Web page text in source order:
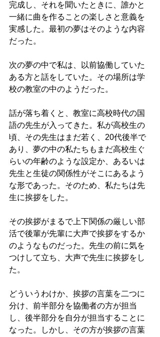
完成し、それを聞いたときに、誰かと
一緒に曲を作ることの楽しさと意義を
実感した。最初の夢はそのような内容
だった。
次の夢の中で私は、以前協働していた
ある方と話をしていた。その場所は学
校の教室の中のようだった。
話が落ち着くと、教室に高校時代の国
語の先生が入ってきた。私が高校生の
頃、その先生はまだ若く、20代後半で
あり、夢の中の私たちもまだ高校生ぐ
らいの年齢のような設定か、あるいは
先生と生徒の関係性がそこにあるよう
な形であった。そのため、私たちは先
生に挨拶をした。
その挨拶がまるで上下関係の厳しい部
活で後輩が先輩に大声で挨拶をするか
のようなものだった。先生の前に気を
つけして立ち、大声で先生に挨拶をし
た。
どういうわけか、挨拶の言葉を二つに
分け、前半部分を協働者の方が担当
し、後半部分を自分が担当することに
なった。しかし、その方が挨拶の言葉